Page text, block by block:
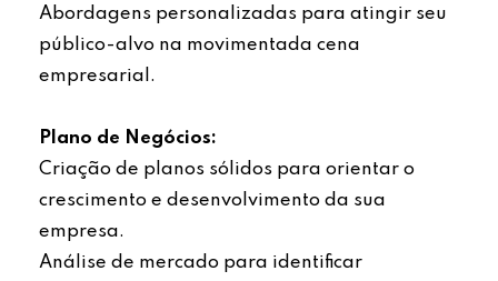
Abordagens personalizadas para atingir seu
público-alvo na movimentada cena
empresarial.
Plano de Negócios:
Criação de planos sólidos para orientar o
crescimento e desenvolvimento da sua
empresa.
Análise de mercado para identificar